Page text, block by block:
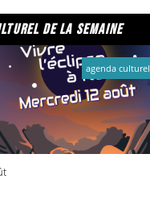
de la semaine
agenda culturel